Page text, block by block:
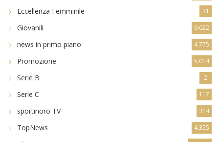
Eccellenza Femminile 31
Giovanili 9.022
news in primo piano 4.775
Promozione 5.014
Serie B 2
Serie C 117
sportinoro TV 314
TopNews 4.355